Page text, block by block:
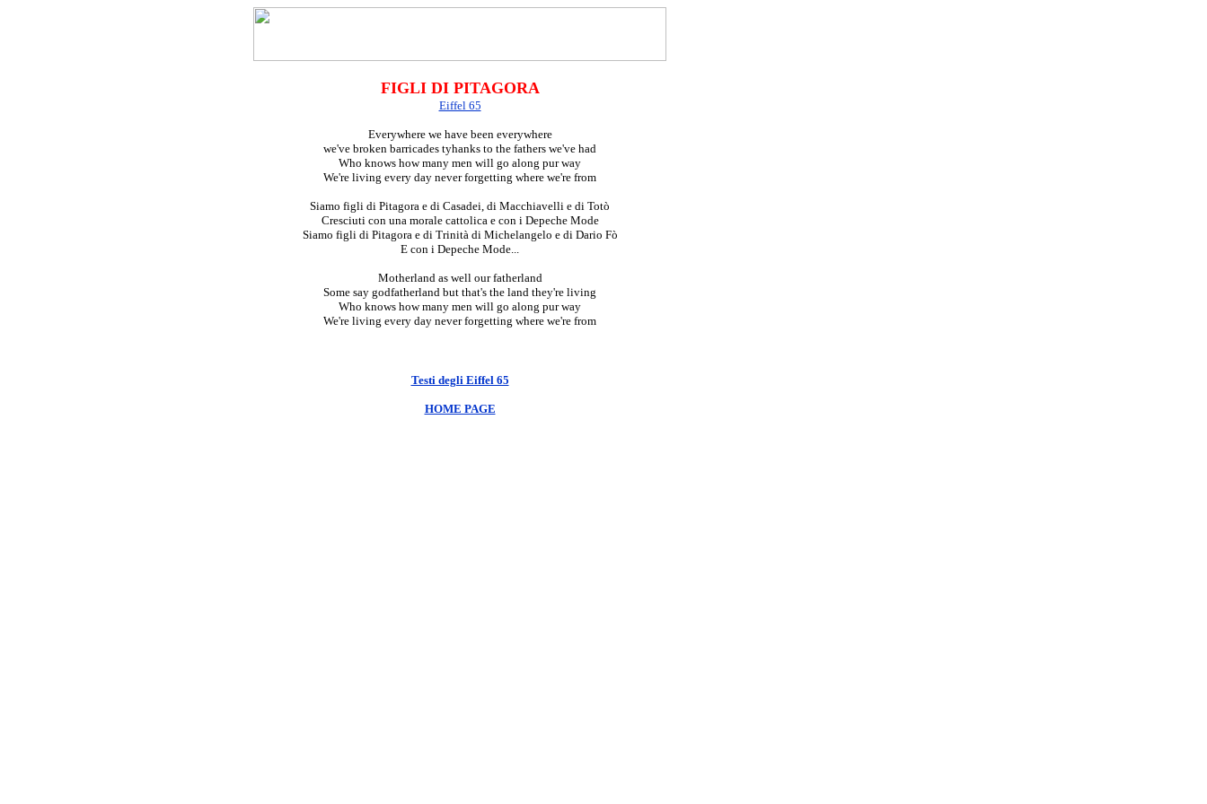
FIGLI DI PITAGORA
Eiffel 65
Everywhere we have been everywhere
we've broken barricades tyhanks to the fathers we've had
Who knows how many men will go along pur way
We're living every day never forgetting where we're from
Siamo figli di Pitagora e di Casadei, di Macchiavelli e di Totò
Cresciuti con una morale cattolica e con i Depeche Mode
Siamo figli di Pitagora e di Trinità di Michelangelo e di Dario Fò
E con i Depeche Mode...
Motherland as well our fatherland
Some say godfatherland but that's the land they're living
Who knows how many men will go along pur way
We're living every day never forgetting where we're from
Testi degli Eiffel 65
HOME PAGE